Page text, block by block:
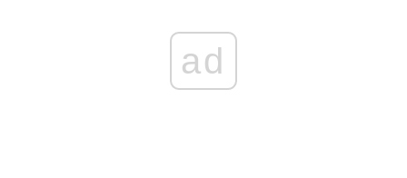
ad